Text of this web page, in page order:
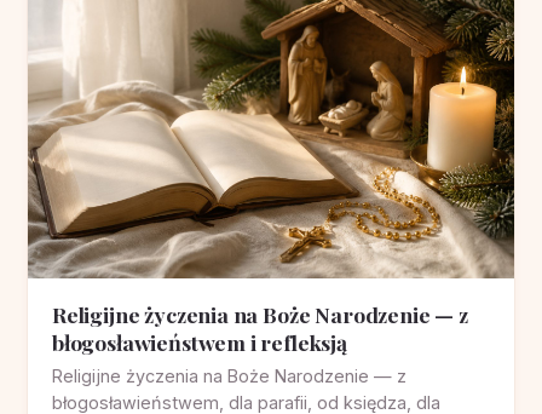
Religijne życzenia na Boże Narodzenie — z
błogosławieństwem i refleksją
Religijne życzenia na Boże Narodzenie — z
błogosławieństwem, dla parafii, od księdza, dla